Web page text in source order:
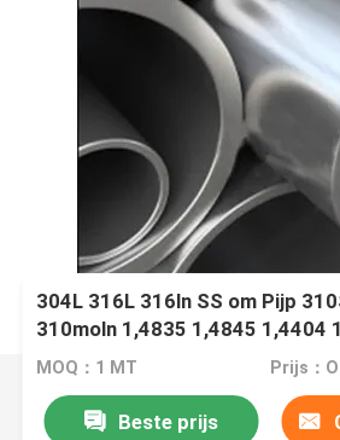
304L 316L 316ln SS om Pijp
310moln 1,4835 1,4845 1,4404
MOQ：1 MT Prijs：
Beste prijs